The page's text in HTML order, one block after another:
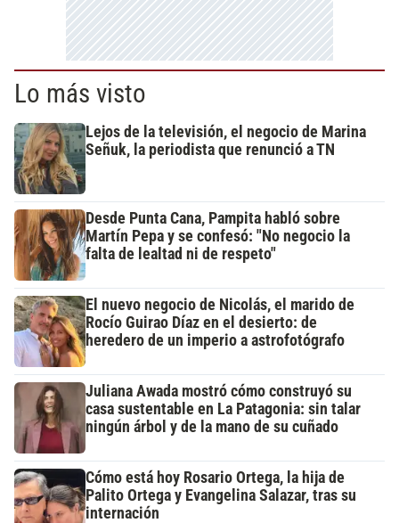
Lo más visto
Lejos de la televisión, el negocio de Marina
Señuk, la periodista que renunció a TN
Desde Punta Cana, Pampita habló sobre
Martín Pepa y se confesó: "No negocio la
falta de lealtad ni de respeto"
El nuevo negocio de Nicolás, el marido de
Rocío Guirao Díaz en el desierto: de
heredero de un imperio a astrofotógrafo
Juliana Awada mostró cómo construyó su
casa sustentable en La Patagonia: sin talar
ningún árbol y de la mano de su cuñado
Cómo está hoy Rosario Ortega, la hija de
Palito Ortega y Evangelina Salazar, tras su
internación